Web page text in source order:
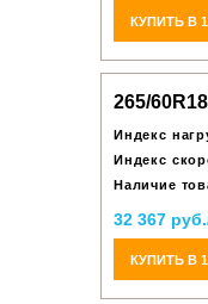
КУПИТЬ В
265/60R18
Индекс
Индекс
Наличие
32 367
КУПИТЬ В